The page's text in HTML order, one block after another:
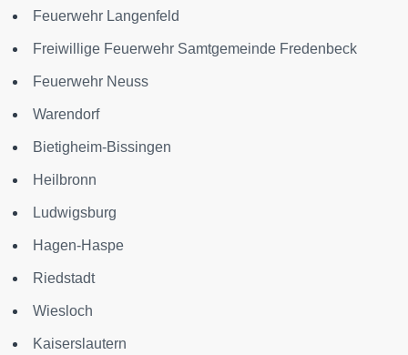
Feuerwehr Langenfeld
Freiwillige Feuerwehr Samtgemeinde Fredenbeck
Feuerwehr Neuss
Warendorf
Bietigheim-Bissingen
Heilbronn
Ludwigsburg
Hagen-Haspe
Riedstadt
Wiesloch
Kaiserslautern